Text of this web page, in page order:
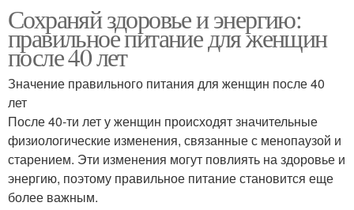
Сохраняй здоровье и энергию:
правильное питание для женщин
после 40 лет
Значение правильного питания для женщин после 40
лет
После 40-ти лет у женщин происходят значительные
физиологические изменения, связанные с менопаузой и
старением. Эти изменения могут повлиять на здоровье и
энергию, поэтому правильное питание становится еще
более важным.